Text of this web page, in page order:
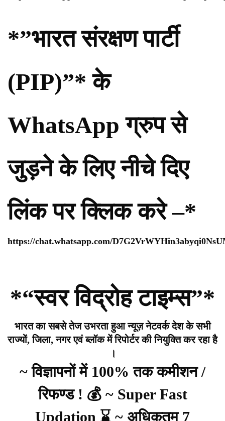
*”भारत संरक्षण पार्टी
(PIP)”* के
WhatsApp ग्रुप से
जुड़ने के लिए नीचे दिए
लिंक पर क्लिक करे –*
https://chat.whatsapp.com/
*“स्वर विद्रोह टाइम्स”*
भारत का सबसे तेज उभरता हुआ न्यूज़ नेटवर्क देश के सभी
राज्यों, जिला, नगर एवं ब्लॉक में रिपोर्टर की नियुक्ति कर रहा है
।
~ विज्ञापनों में 100% तक कमीशन /
रिफण्ड ! 💰 ~ Super Fast
Updation ⌛ ~ अधिकतम 7